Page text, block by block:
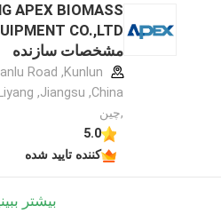
APEX BIOMASS
CO.,LTD
مشخصات سازنده
Road ,Kunlun
,Jiangsu ,China
,چین
5.0
کننده تایید شده
بیشتر